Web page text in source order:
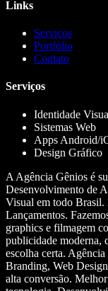
Links
Serviços
Portfólio
Contato
Serviços
Identidade
Sistemas Web
Apps Android/
Design Gráfico
A Agência Gênios é
Desenvolvimento de
Visual em todo
Lançamentos.
graphics e filmagem
publicidade moderna,
escolha certa.
Branding, Web
alta conversão.